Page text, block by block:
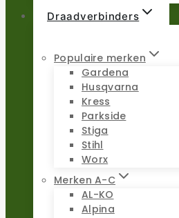
Draadverbinders
Populaire merken
Gardena
Husqvarna
Kress
Parkside
Stiga
Stihl
Worx
Merken A-C
AL-KO
Alpina